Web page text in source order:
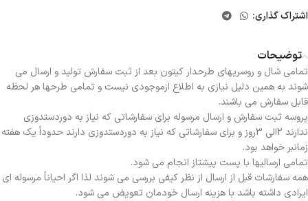
اشتراک گذاری:
توضیحات
تمامی شال و روسریهای طرحدار کیتون بعد از ثبت سفارش تولید و ارسال می
شوند به همین دلیل نیازی به اطلاع ازموجودی نیست و تمامی طرحها هر لحظه
قابل سفارش می باشند.
پروسه ثبت سفارش و ارسال مرسوله برای سفارشاتی که نیاز به دوردستدوزی
ندارند 2الی 3روز و برای سفارشاتی که نیاز به دوردستدوزی دارند حدوداً یک هفته
زمانبر خواهد بود.
تمامی ارسالیها با پست پیشتاز انجام می شود.
همه سفارشات قبل از ارسال از نظر کیفی بررسی می شوند لذا اگر احیاناً مرسوله ای
ایرادی داشته باشد با هزینه ارسال خودمان تعویض می شود.